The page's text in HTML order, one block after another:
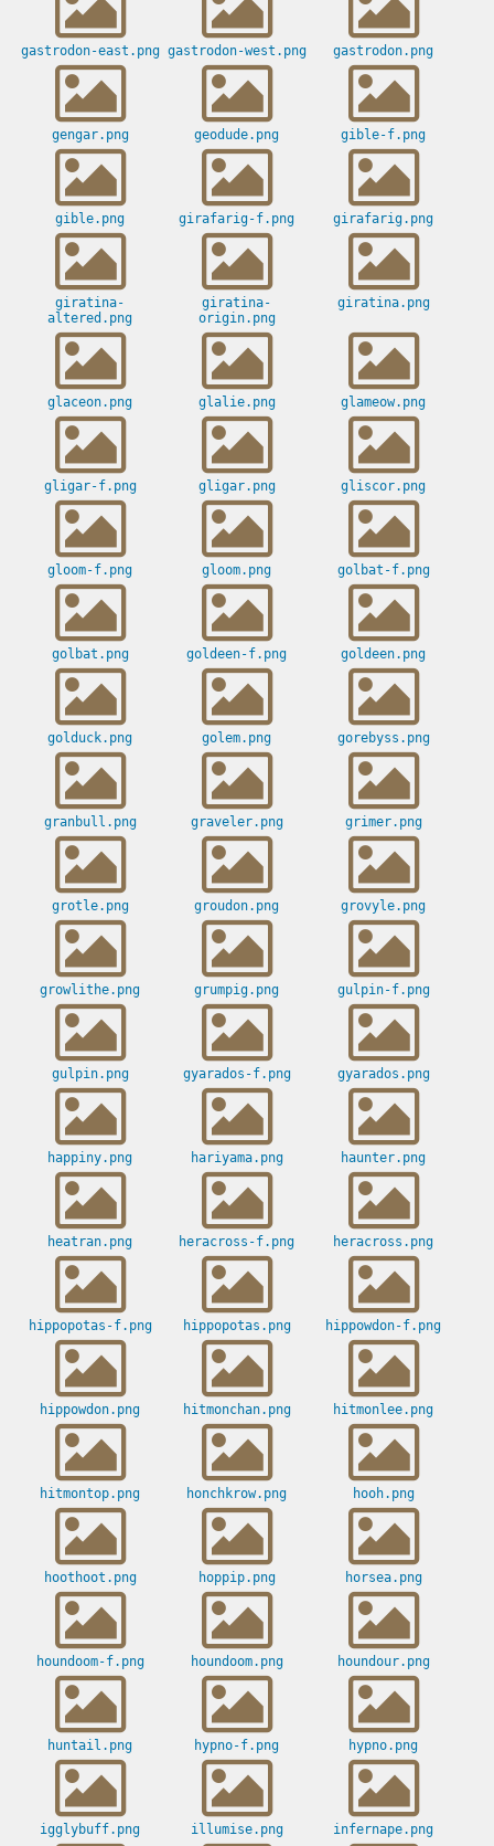
gastrodon-east.png gastrodon-west.png gastrodon.png
gengar.png geodude.png gible-f.png
gible.png girafarig-f.png girafarig.png
giratina-
altered.png
giratina-
origin.png
giratina.png
glaceon.png glalie.png glameow.png
gligar-f.png gligar.png gliscor.png
gloom-f.png gloom.png golbat-f.png
golbat.png goldeen-f.png goldeen.png
golduck.png golem.png gorebyss.png
granbull.png graveler.png grimer.png
grotle.png groudon.png grovyle.png
growlithe.png grumpig.png gulpin-f.png
gulpin.png gyarados-f.png gyarados.png
happiny.png hariyama.png haunter.png
heatran.png heracross-f.png heracross.png
hippopotas-f.png hippopotas.png hippowdon-f.png
hippowdon.png hitmonchan.png hitmonlee.png
hitmontop.png honchkrow.png hooh.png
hoothoot.png hoppip.png horsea.png
houndoom-f.png houndoom.png houndour.png
huntail.png hypno-f.png hypno.png
igglybuff.png illumise.png infernape.png